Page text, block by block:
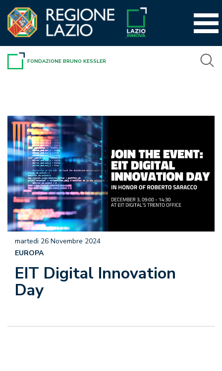
contenuto
FONDAZIONE BRUNO KESSLER
EIT Digital Innovation
Day
martedì 26 Novembre 2024
EUROPA